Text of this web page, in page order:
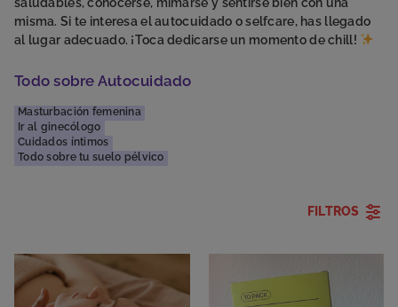
misma. Si te interesa el autocuidado o selfcare, has llegado
al lugar adecuado. ¡Toca dedicarse un momento de chill!
Todo sobre Autocuidado
Masturbación femenina
Ir al ginecólogo
Cuidados íntimos
Todo sobre tu suelo pélvico
FILTROS